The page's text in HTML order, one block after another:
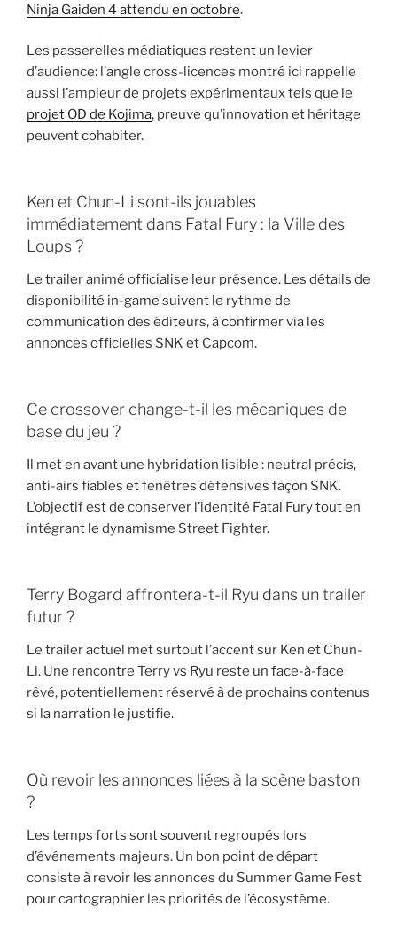
Ninja Gaiden 4 attendu en octobre.
Les passerelles médiatiques restent un levier
d’audience: l’angle cross-licences montré ici rappelle
aussi l’ampleur de projets expérimentaux tels que le
projet OD de Kojima, preuve qu’innovation et héritage
peuvent cohabiter.
Ken et Chun-Li sont-ils jouables
immédiatement dans Fatal Fury : la Ville des
Loups ?
Le trailer animé officialise leur présence. Les détails de
disponibilité in-game suivent le rythme de
communication des éditeurs, à confirmer via les
annonces officielles SNK et Capcom.
Ce crossover change-t-il les mécaniques de
base du jeu ?
Il met en avant une hybridation lisible : neutral précis,
anti-airs fiables et fenêtres défensives façon SNK.
L’objectif est de conserver l’identité Fatal Fury tout en
intégrant le dynamisme Street Fighter.
Terry Bogard affrontera-t-il Ryu dans un trailer
futur ?
Le trailer actuel met surtout l’accent sur Ken et Chun-
Li. Une rencontre Terry vs Ryu reste un face-à-face
rêvé, potentiellement réservé à de prochains contenus
si la narration le justifie.
Où revoir les annonces liées à la scène baston
?
Les temps forts sont souvent regroupés lors
d’événements majeurs. Un bon point de départ
consiste à revoir les annonces du Summer Game Fest
pour cartographier les priorités de l’écosystème.